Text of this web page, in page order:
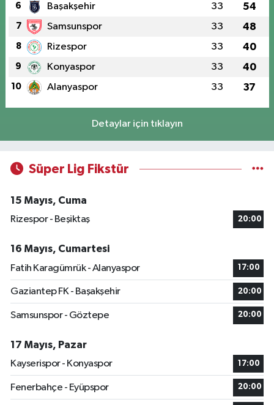
6 Başakşehir 33 54
7 Samsunspor 33 48
8 Rizespor 33 40
9 Konyaspor 33 40
10 Alanyaspor 33 37
Detaylar için tıklayın
Süper Lig Fikstür
15 Mayıs, Cuma
Rizespor - Beşiktaş
20:00
16 Mayıs, Cumartesi
Fatih Karagümrük - Alanyaspor
17:00
Gaziantep FK - Başakşehir 20:00
Samsunspor - Göztepe 20:00
17 Mayıs, Pazar
Kayserispor - Konyaspor
17:00
Fenerbahçe - Eyüpspor 20:00